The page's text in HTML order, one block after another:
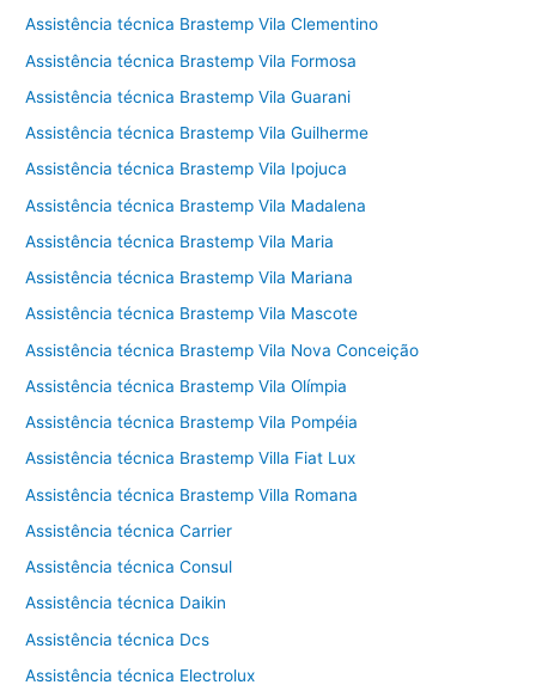
Assistência técnica Brastemp Vila Clementino
Assistência técnica Brastemp Vila Formosa
Assistência técnica Brastemp Vila Guarani
Assistência técnica Brastemp Vila Guilherme
Assistência técnica Brastemp Vila Ipojuca
Assistência técnica Brastemp Vila Madalena
Assistência técnica Brastemp Vila Maria
Assistência técnica Brastemp Vila Mariana
Assistência técnica Brastemp Vila Mascote
Assistência técnica Brastemp Vila Nova Conceição
Assistência técnica Brastemp Vila Olímpia
Assistência técnica Brastemp Vila Pompéia
Assistência técnica Brastemp Villa Fiat Lux
Assistência técnica Brastemp Villa Romana
Assistência técnica Carrier
Assistência técnica Consul
Assistência técnica Daikin
Assistência técnica Dcs
Assistência técnica Electrolux